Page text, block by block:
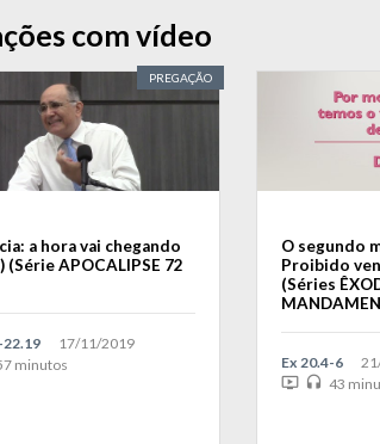
com vídeo
PREGAÇÃO
a hora vai chegando
(Série APOCALIPSE 72
22.19
17/11/2019
minutos
O segundo
Proibido
(Séries
Ex 20.4-6
ondemand_video headset 43